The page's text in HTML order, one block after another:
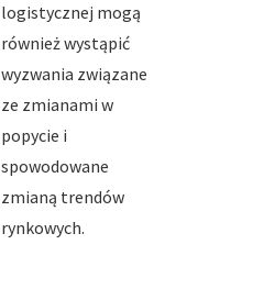
logistycznej mogą
również wystąpić
wyzwania związane
ze zmianami w
popycie i
spowodowane
zmianą trendów
rynkowych.